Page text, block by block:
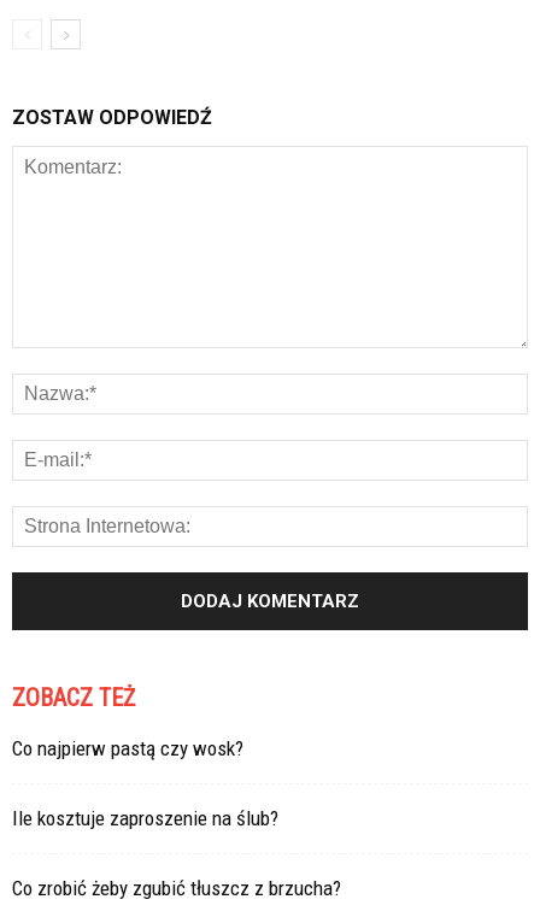
ZOSTAW ODPOWIEDŹ
ZOBACZ TEŻ
Co najpierw pastą czy wosk?
Ile kosztuje zaproszenie na ślub?
Co zrobić żeby zgubić tłuszcz z brzucha?